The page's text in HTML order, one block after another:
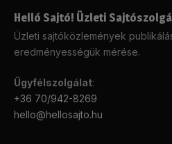
Helló Sajtó! Üzleti
Üzleti sajtóközlemények
eredményességük mérése.
Ügyfélszolgálat:
+36 70/942-8269
hello@hellosajto.hu